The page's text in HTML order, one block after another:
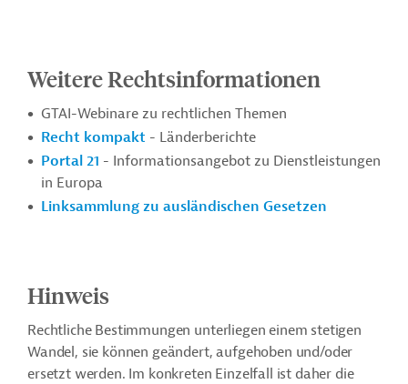
Weitere Rechtsinformationen
GTAI-Webinare zu rechtlichen Themen
Recht kompakt - Länderberichte
Portal 21 - Informationsangebot zu Dienstleistungen
in Europa
Linksammlung zu ausländischen Gesetzen
Hinweis
Rechtliche Bestimmungen unterliegen einem stetigen
Wandel, sie können geändert, aufgehoben und/oder
ersetzt werden. Im konkreten Einzelfall ist daher die